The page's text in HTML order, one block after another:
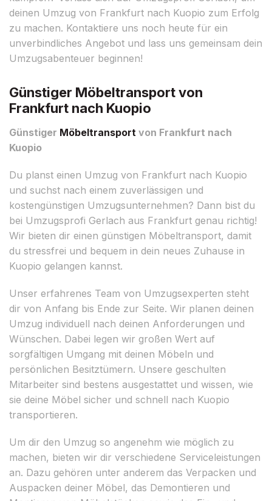
deinen Umzug von Frankfurt nach Kuopio zum Erfolg
zu machen. Kontaktiere uns noch heute für ein
unverbindliches Angebot und lass uns gemeinsam dein
Umzugsabenteuer beginnen!
Günstiger Möbeltransport von
Frankfurt nach Kuopio
Günstiger Möbeltransport von Frankfurt nach
Kuopio
Du planst einen Umzug von Frankfurt nach Kuopio
und suchst nach einem zuverlässigen und
kostengünstigen Umzugsunternehmen? Dann bist du
bei Umzugsprofi Gerlach aus Frankfurt genau richtig!
Wir bieten dir einen günstigen Möbeltransport, damit
du stressfrei und bequem in dein neues Zuhause in
Kuopio gelangen kannst.
Unser erfahrenes Team von Umzugsexperten steht
dir von Anfang bis Ende zur Seite. Wir planen deinen
Umzug individuell nach deinen Anforderungen und
Wünschen. Dabei legen wir großen Wert auf
sorgfältigen Umgang mit deinen Möbeln und
persönlichen Besitztümern. Unsere geschulten
Mitarbeiter sind bestens ausgestattet und wissen, wie
sie deine Möbel sicher und schnell nach Kuopio
transportieren.
Um dir den Umzug so angenehm wie möglich zu
machen, bieten wir dir verschiedene Serviceleistungen
an. Dazu gehören unter anderem das Verpacken und
Auspacken deiner Möbel, das Demontieren und